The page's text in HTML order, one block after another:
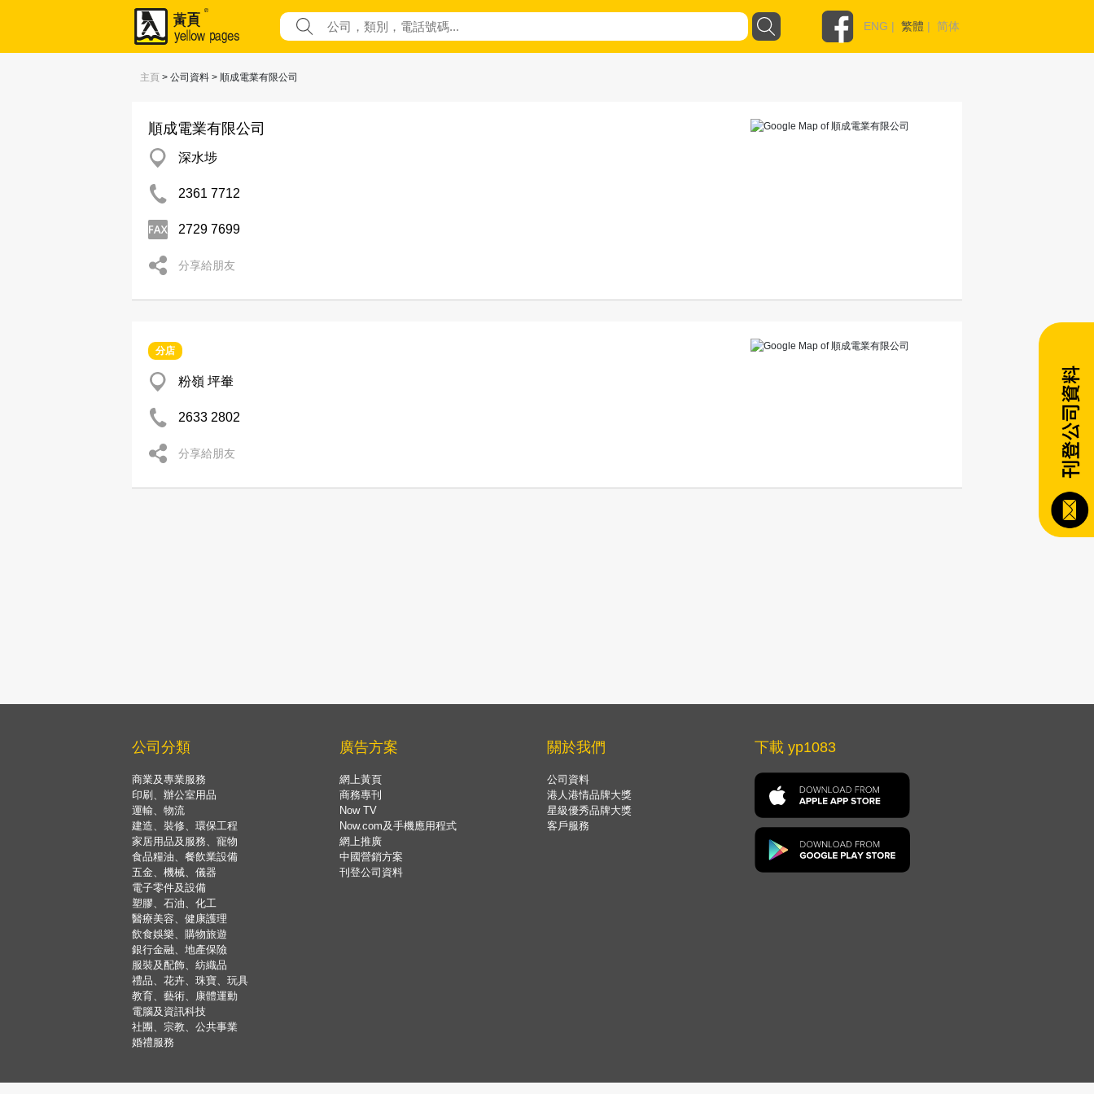
ENG | 繁體 | 简体
主頁 > 公司資料 > 順成電業有限公司
順成電業有限公司
深水埗
2361 7712
2729 7699
分享給朋友
分店
粉嶺 坪輋
2633 2802
分享給朋友
公司分類
商業及專業服務
印刷、辦公室用品
運輸、物流
建造、裝修、環保工程
家居用品及服務、寵物
食品糧油、餐飲業設備
五金、機械、儀器
電子零件及設備
塑膠、石油、化工
醫療美容、健康護理
飲食娛樂、購物旅遊
銀行金融、地產保險
服裝及配飾、紡織品
禮品、花卉、珠寶、玩具
教育、藝術、康體運動
電腦及資訊科技
社團、宗教、公共事業
婚禮服務
廣告方案
網上黃頁
商務專刊
Now TV
Now.com及手機應用程式
網上推廣
中國營銷方案
刊登公司資料
關於我們
公司資料
港人港情品牌大獎
星級優秀品牌大獎
客戶服務
下載 yp1083